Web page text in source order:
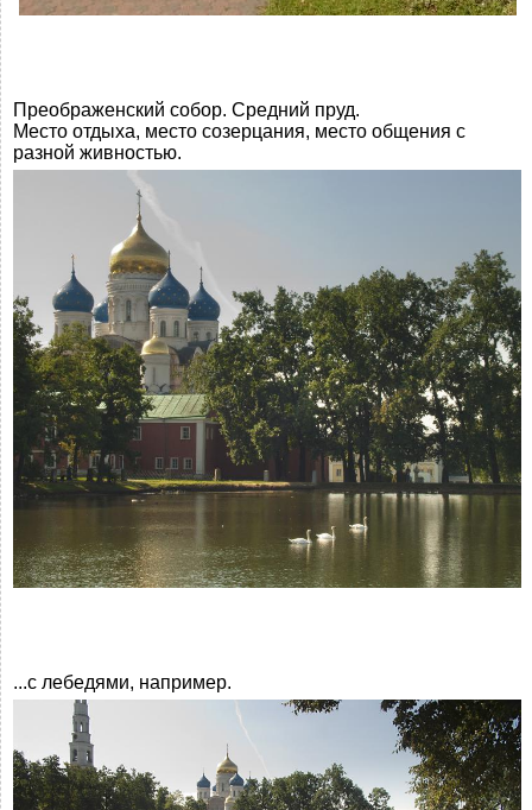
Преображенский собор. Средний пруд.
Место отдыха, место созерцания, место общения с
разной живностью.
...с лебедями, например.